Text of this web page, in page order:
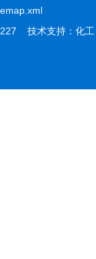
技术支持： 化工